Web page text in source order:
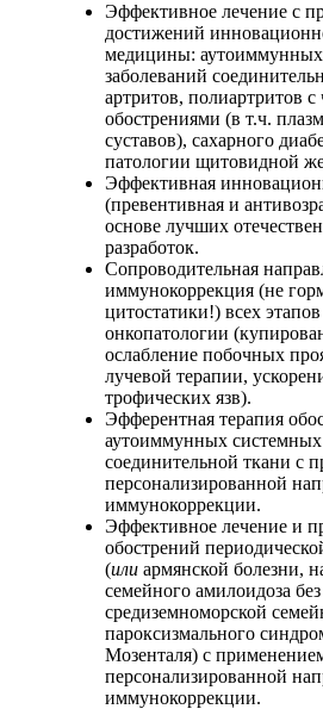
Эффективное лечение с
достижений
медицины:
заболеваний
артритов, полиартритов
обострениями (в т.ч.
суставов), сахарного
патологии щитовидной
Эффективная
(превентивная и
основе лучших
разработок.
Сопроводительная
иммунокоррекция (не
цитостатики!) всех
онкопатологии
ослабление побочных
лучевой терапии,
трофических язв).
Эфферентная терапия
аутоиммунных системных
соединительной ткани с
персонализированной
иммунокоррекции.
Эффективное лечение и
обострений
(или армянской болезни,
семейного амилоидоза
средиземноморской
пароксизмального
Мозенталя) с
персонализированной
иммунокоррекции.